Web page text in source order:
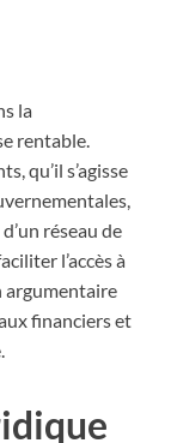
la
rentable.
qu’il s’agisse
réseau de
l’accès à
argumentaire
financiers et